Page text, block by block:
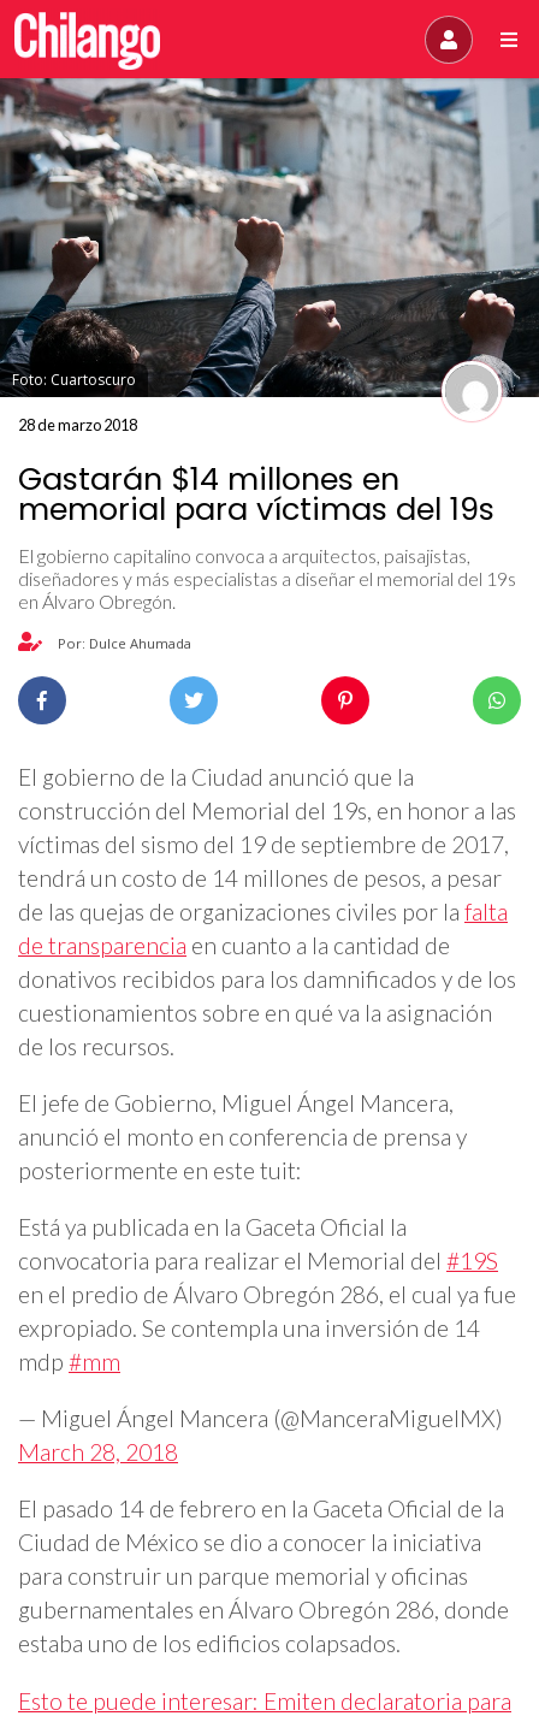
Foto: Cuartoscuro
28 de marzo 2018
Gastarán $14 millones en
memorial para víctimas del 19s
El gobierno capitalino convoca a arquitectos, paisajistas,
diseñadores y más especialistas a diseñar el memorial del 19s
en Álvaro Obregón.
Por: Dulce Ahumada
El gobierno de la Ciudad anunció que la
construcción del Memorial del 19s, en honor a las
víctimas del sismo del 19 de septiembre de 2017,
tendrá un costo de 14 millones de pesos, a pesar
de las quejas de organizaciones civiles por la falta
de transparencia en cuanto a la cantidad de
donativos recibidos para los damnificados y de los
cuestionamientos sobre en qué va la asignación
de los recursos.
El jefe de Gobierno, Miguel Ángel Mancera,
anunció el monto en conferencia de prensa y
posteriormente en este tuit:
Está ya publicada en la Gaceta Oficial la
convocatoria para realizar el Memorial del #19S
en el predio de Álvaro Obregón 286, el cual ya fue
expropiado. Se contempla una inversión de 14
mdp #mm
— Miguel Ángel Mancera (@ManceraMiguelMX)
March 28, 2018
El pasado 14 de febrero en la Gaceta Oficial de la
Ciudad de México se dio a conocer la iniciativa
para construir un parque memorial y oficinas
gubernamentales en Álvaro Obregón 286, donde
estaba uno de los edificios colapsados.
Esto te puede interesar: Emiten declaratoria para